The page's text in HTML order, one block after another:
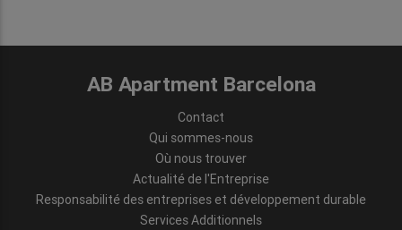
AB Apartment Barcelona
Contact
Qui sommes-nous
Où nous trouver
Actualité de l'Entreprise
Responsabilité des entreprises et développement durable
Services Additionnels